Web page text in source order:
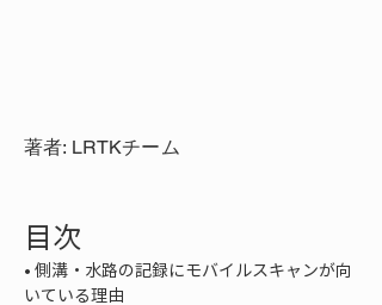
著者: LRTKチーム
目次
• 側溝・水路の記録にモバイルスキャンが向